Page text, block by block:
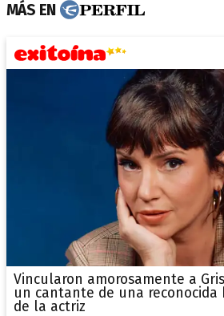
MÁS EN
Vincularon amorosamente a
un cantante de una
de la actriz